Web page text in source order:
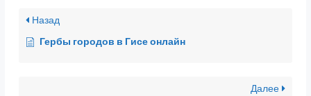
Назад
Гербы городов в Гисе онлайн
Далее